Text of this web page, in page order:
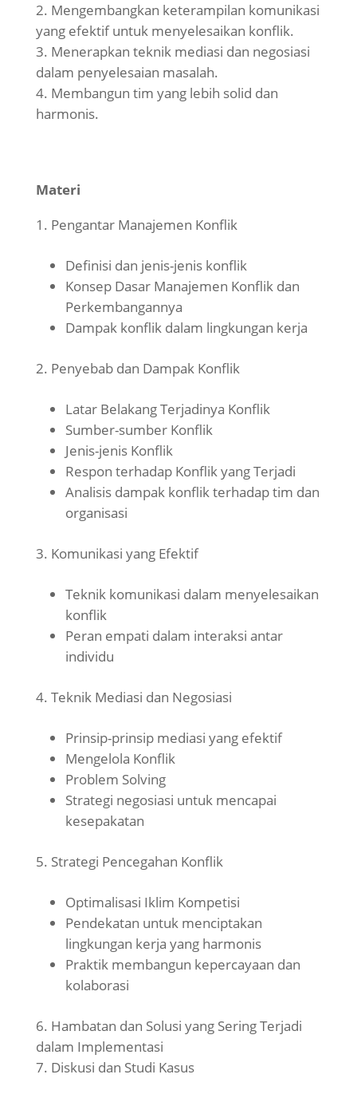
Mengembangkan keterampilan komunikasi
yang efektif untuk menyelesaikan konflik.
Menerapkan teknik mediasi dan negosiasi
dalam penyelesaian masalah.
Membangun tim yang lebih solid dan
harmonis.
Materi
Pengantar Manajemen Konflik
Definisi dan jenis-jenis konflik
Konsep Dasar Manajemen Konflik dan
Perkembangannya
Dampak konflik dalam lingkungan kerja
Penyebab dan Dampak Konflik
Latar Belakang Terjadinya Konflik
Sumber-sumber Konflik
Jenis-jenis Konflik
Respon terhadap Konflik yang Terjadi
Analisis dampak konflik terhadap tim dan
organisasi
Komunikasi yang Efektif
Teknik komunikasi dalam menyelesaikan
konflik
Peran empati dalam interaksi antar
individu
Teknik Mediasi dan Negosiasi
Prinsip-prinsip mediasi yang efektif
Mengelola Konflik
Problem Solving
Strategi negosiasi untuk mencapai
kesepakatan
Strategi Pencegahan Konflik
Optimalisasi Iklim Kompetisi
Pendekatan untuk menciptakan
lingkungan kerja yang harmonis
Praktik membangun kepercayaan dan
kolaborasi
Hambatan dan Solusi yang Sering Terjadi
dalam Implementasi
Diskusi dan Studi Kasus